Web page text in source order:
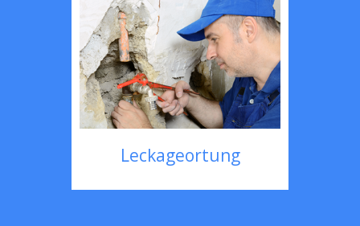
Leckageortung